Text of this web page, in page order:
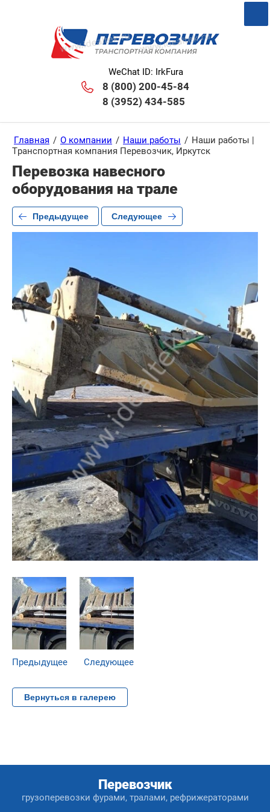
WeChat ID: IrkFura
8 (800) 200-45-84
8 (3952) 434-585
Главная / О компании / Наши работы / Наши работы |
Транспортная компания Перевозчик, Иркутск
Перевозка навесного
оборудования на трале
Предыдущее Следующее
Предыдущее Следующее
Вернуться в галерею
Перевозчик
грузоперевозки фурами, тралами, рефрижераторами